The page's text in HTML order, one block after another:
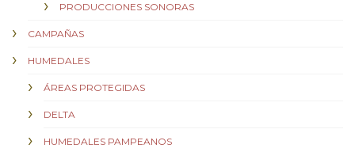
PRODUCCIONES SONORAS
CAMPAÑAS
HUMEDALES
ÁREAS PROTEGIDAS
DELTA
HUMEDALES PAMPEANOS